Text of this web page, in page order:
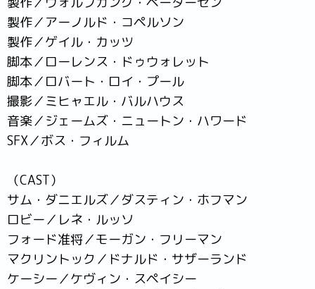
製作／アーノルド・コペルソン
製作／ゲイル・カッツ
脚本／ローレンス・ドゥウォレット
脚本／ロバート・ロイ・プール
撮影／ミヒャエル・バルハウス
音楽／ジェームズ・ニュートン・ハワード
SFX／ボス・フィルム
（CAST）
サム・ダニエルズ／ダスティン・ホフマン
ロビー／レネ・ルッソ
フォード准将／モーガン・フリーマン
マクリントック／ドナルド・サザーランド
ケーシー／ケヴィン・スペイシー